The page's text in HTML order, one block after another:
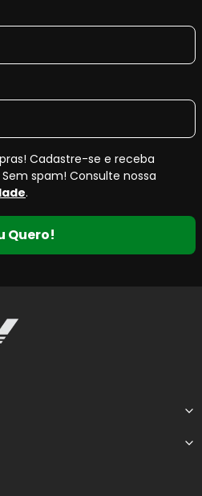
Cadastre-se e receba
spam! Consulte nossa
.
Quero!